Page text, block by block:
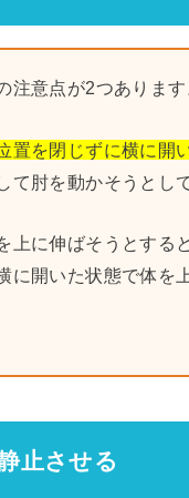
注意点が2つあります
置を閉じずに横に開
て肘を動かそうとし
上に伸ばそうとする
に開いた状態で体を
止させる